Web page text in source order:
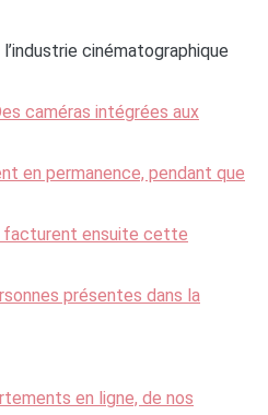
cinématographique
caméras intégrées aux
en permanence, pendant que
facturent ensuite cette
présentes dans la
en ligne, de nos